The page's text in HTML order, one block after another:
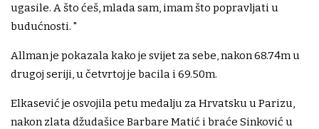
ugasile. A što ćeš, mlada sam, imam što popravljati u
budućnosti. "
Allman je pokazala kako je svijet za sebe, nakon 68.74m u
drugoj seriji, u četvrtoj je bacila i 69.50m.
Elkasević je osvojila petu medalju za Hrvatsku u Parizu,
nakon zlata džudašice Barbare Matić i braće Sinković u